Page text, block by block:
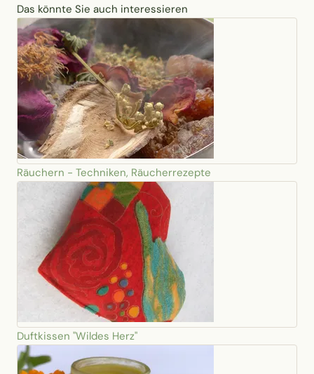
Das könnte Sie auch interessieren
Räuchern - Techniken, Räucherrezepte
Duftkissen "Wildes Herz"